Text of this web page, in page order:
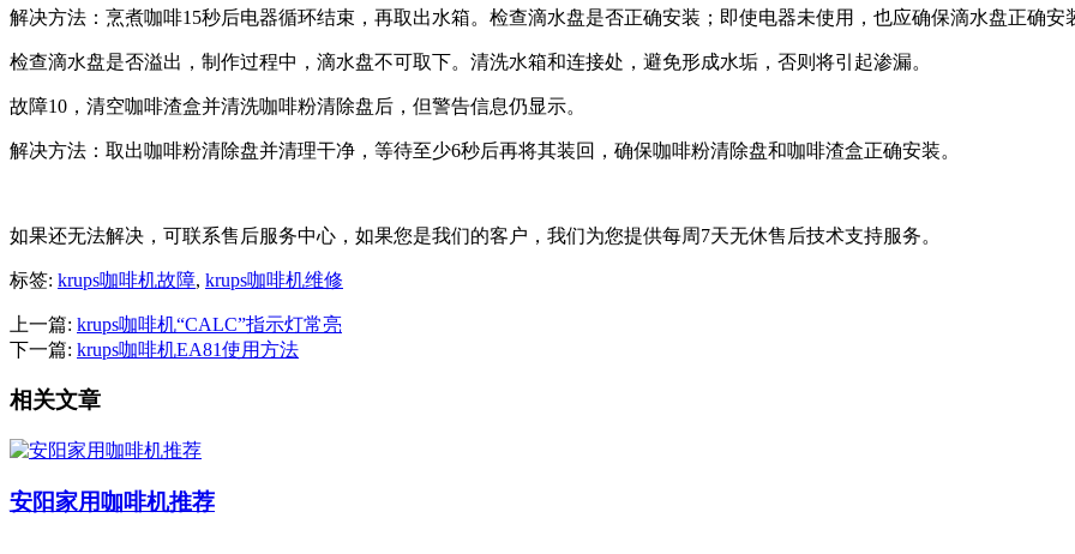
解决方法：烹煮咖啡15秒后电器循环结束，再取出水箱。检查滴水盘是否正确安装；即使电器未使用，也应确保滴水盘正确安
检查滴水盘是否溢出，制作过程中，滴水盘不可取下。清洗水箱和连接处，避免形成水垢，否则将引起渗漏。
故障10，清空咖啡渣盒并清洗咖啡粉清除盘后，但警告信息仍显示。
解决方法：取出咖啡粉清除盘并清理干净，等待至少6秒后再将其装回，确保咖啡粉清除盘和咖啡渣盒正确安装。
如果还无法解决，可联系售后服务中心，如果您是我们的客户，我们为您提供每周7天无休售后技术支持服务。
标签: krups咖啡机故障, krups咖啡机维修
上一篇: krups咖啡机“CALC”指示灯常亮
下一篇: krups咖啡机EA81使用方法
相关文章
安阳家用咖啡机推荐